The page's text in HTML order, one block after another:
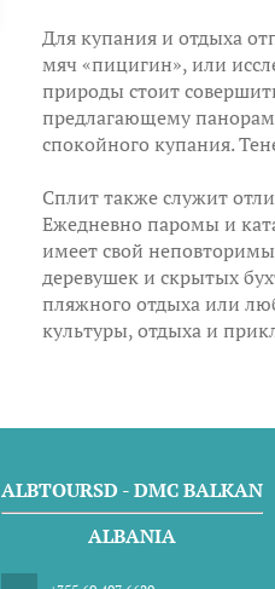
Для купания и отдыха
мяч «пицигин», или
природы стоит
предлагающему
спокойного купания.
Сплит также служит
Ежедневно паромы и
имеет свой
деревушек и скрытых
пляжного отдыха или
культуры, отдыха и
ALBTOURSD - DMC BALKAN
ALBANIA